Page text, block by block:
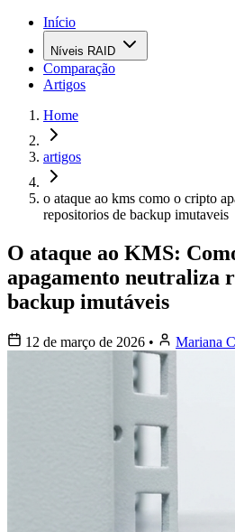
Início
Níveis RAID
Comparação
Artigos
Home
artigos
o ataque ao kms como o cripto
repositorios de backup imutaveis
O ataque ao KMS:
apagamento neutraliza
backup imutáveis
12 de março de 2026 • Mariana